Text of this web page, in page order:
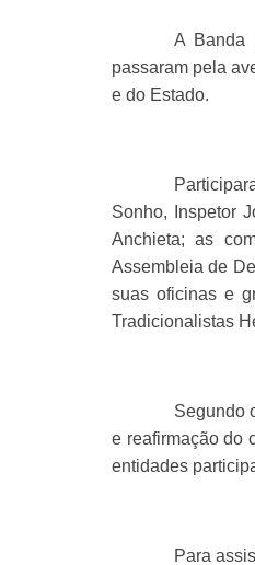
A Banda
passaram pela
e do Estado.
Sonho, Inspetor
Anchieta; as
Assembleia de
suas oficinas e
Tradicionalistas
Segundo
e reafirmação do
entidades
Para